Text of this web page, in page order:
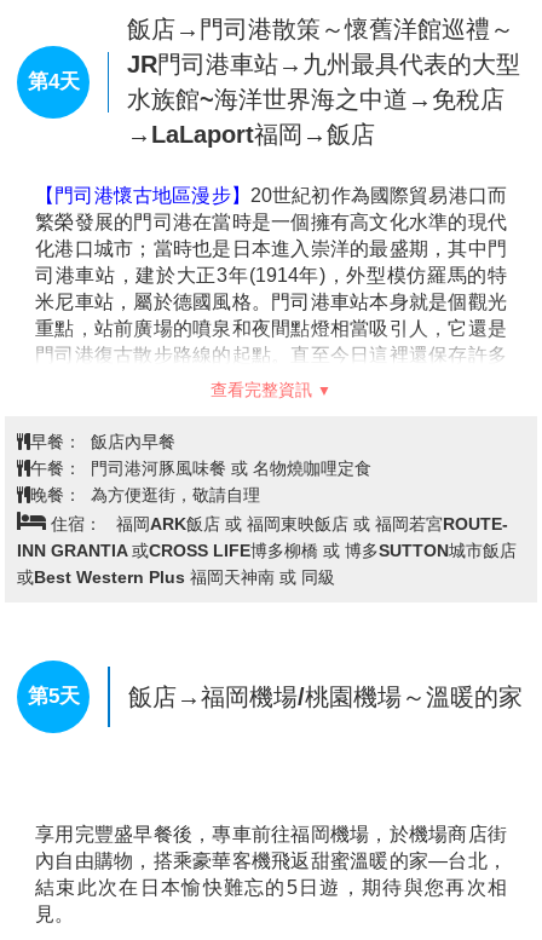
節，湖水也熱氣騰騰，是盆地中晨霧的來源。這一帶充
滿情趣的風景，深深地迷戀了與謝野晶子和北原白秋等
著名人士，是湯布院最著名的湖泊。
第3天
→北熊本站)→櫻之馬場城彩苑～眺望
熊本城→熊本熊廣場→柳川遊船→日
本學問之神～太宰府天滿宮*贈送梅枝
餅*~知名建築師隈研吾設計~星巴克
【萌熊電車Kumamon】以『萌熊』為主題的彩繪列
車，2016年6月全新彩繪，行程特別安排從<上熊本車站
>到<北熊本車站>搭乘可愛的『萌熊彩繪電車』，親身
感受熊本的超人氣卡哇伊明星『萌熊』的超迷人魅力。
在北熊本車站內備有熊本電鐵限定商品及萌熊商品，可
在此歡樂選購。
※備註：萌熊電車Kumamon，如遇不可抗力因素停
駛，將退回團體料金成人210日幣、兒童100日幣。
【櫻之馬場～城彩苑】
區，讓了解歷史再也不是一件枯燥乏味的事情。城彩苑
共分為湧湧座(不含入內門票)及櫻之小路二部份，外觀
都是以江戶時代的城下町街景為藍本，充份復原了舊時
代的風情。只有在櫻之小路上才能夠品嚐得到當地風味
美食，為您準備了很多那樣獨特的東西。根據7家飲食
店和販16家商品銷售店創造出熊本的高質量的食文化和
動基地。熊本熊往來於日本全國和世界各地，宣傳熊本
的旅遊及物產資訊。這裡有許多有趣的內容：世界唯一
的熊本熊營業部長辦公室、限定出售的商品、使用熊本
紅瓦古建築，古色古香。著名詩人、童話作家北原白秋
說《水鄉柳川就是生我的故鄉，是我吟誦詩賦的泉
源》，要體會水鄉之美，唯有船伕擺渡式的泛舟巡訪，
才能進入白秋詩篇的世界。
早餐：
飯店內早餐
午餐：
熊本城自助 或 當地日式風味餐
晚餐：
三大蟹&涮涮鍋吃到飽+軟性飲料無限暢飲*用餐時間70分
鐘
住宿： 福岡ARK飯店 或 福岡東映飯店 或 福岡若宮ROUTE-
→LaLaport福岡→飯店
【門司港懷古地區漫步】20世紀初作為國際貿易港口而
繁榮發展的門司港在當時是一個擁有高文化水準的現代